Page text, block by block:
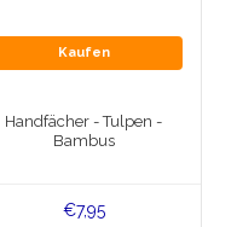
Kaufen
Handfächer - Tulpen -
Bambus
€7,95